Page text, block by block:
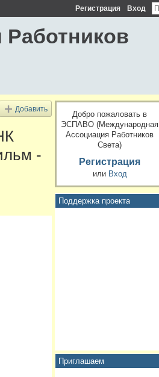
Регистрация Вход
Добавить
-
Добро пожаловать в
ЭСПАВО (Международная
Ассоциация Работников
Света)
Регистрация
или Вход
Поддержка проекта
Приглашаем